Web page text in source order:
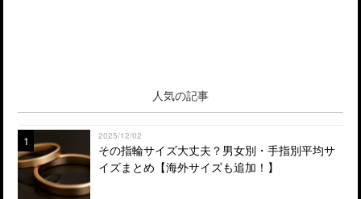
人気の記事
1 2025/12/02
その指輪サイズ大丈夫？男女別・手指別平均サ
イズまとめ【海外サイズも追加！】